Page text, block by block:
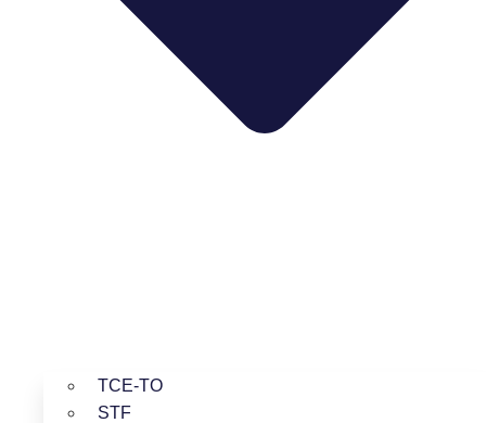
TCE-TO
STF